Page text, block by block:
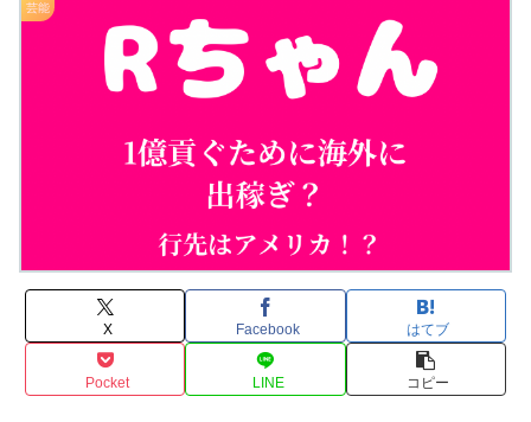
芸能
X Facebook はてブ
Pocket LINE コピー